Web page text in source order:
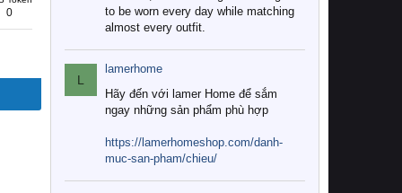
0
to be worn every day while matching
almost every outfit.
L
lamerhome
Hãy đến với lamer Home để sắm
ngay những sản phẩm phù hợp
https://lamerhomeshop.com/danh-
muc-san-pham/chieu/